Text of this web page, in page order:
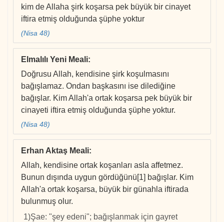
kim de Allaha şirk koşarsa pek büyük bir cinayet
iftira etmiş olduğunda şüphe yoktur
(Nisa 48)
Elmalılı Yeni Meali:
Doğrusu Allah, kendisine şirk koşulmasını
bağışlamaz. Ondan başkasını ise dilediğine
bağışlar. Kim Allah'a ortak koşarsa pek büyük bir
cinayeti iftira etmiş olduğunda şüphe yoktur.
(Nisa 48)
Erhan Aktaş Meali:
Allah, kendisine ortak koşanları asla affetmez.
Bunun dışında uygun gördüğünü[1] bağışlar. Kim
Allah'a ortak koşarsa, büyük bir günahla iftirada
bulunmuş olur.
1)Şae: "şey edeni"; bağışlanmak için gayret